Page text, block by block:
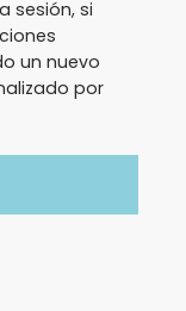
sesión, si
un nuevo
por